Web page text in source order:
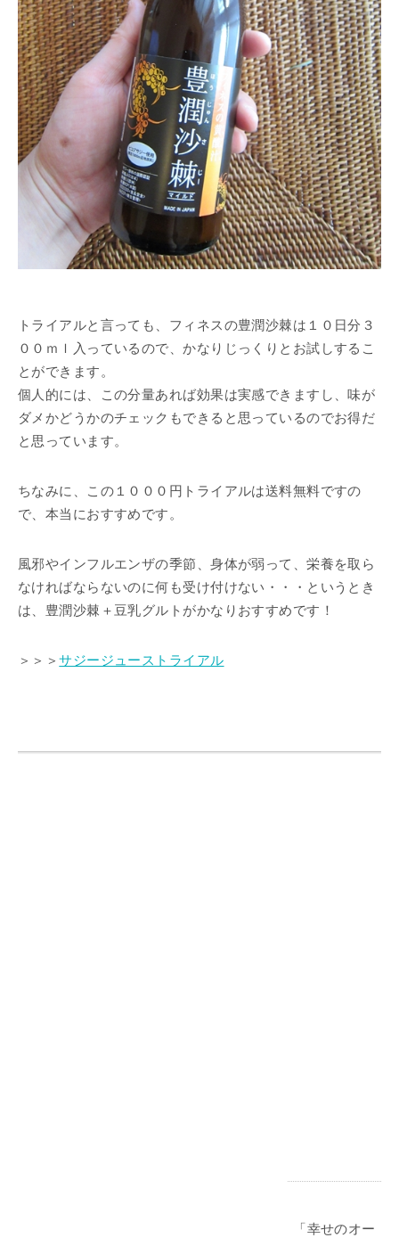
トライアルと言っても、フィネスの豊潤沙棘は１０日分３
００ｍｌ入っているので、かなりじっくりとお試しするこ
とができます。
個人的には、この分量あれば効果は実感できますし、味が
ダメかどうかのチェックもできると思っているのでお得だ
と思っています。
ちなみに、この１０００円トライアルは送料無料ですの
で、本当におすすめです。
風邪やインフルエンザの季節、身体が弱って、栄養を取ら
なければならないのに何も受け付けない・・・というとき
は、豊潤沙棘＋豆乳グルトがかなりおすすめです！
＞＞＞サジージューストライアル
「幸せのオー